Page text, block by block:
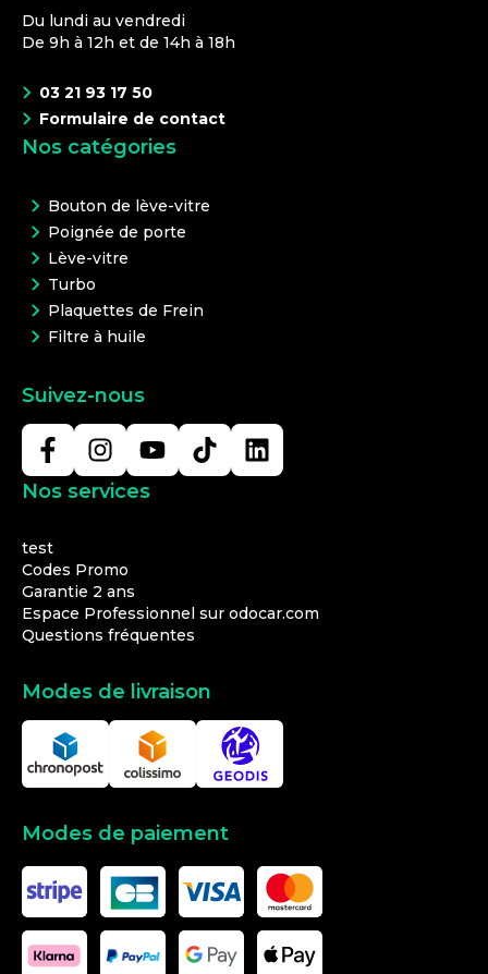
Du lundi au vendredi
De 9h à 12h et de 14h à 18h
03 21 93 17 50
Formulaire de contact
Nos catégories
Bouton de lève-vitre
Poignée de porte
Lève-vitre
Turbo
Plaquettes de Frein
Filtre à huile
Suivez-nous
Nos services
test
Codes Promo
Garantie 2 ans
Espace Professionnel sur odocar.com
Questions fréquentes
Modes de livraison
Modes de paiement